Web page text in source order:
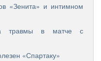
«Зенита» и интимном
травмы в матче с
«Спартаку»